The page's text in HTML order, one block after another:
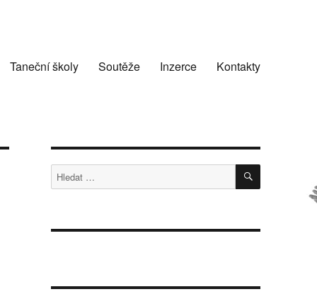
Taneční školy Soutěže Inzerce Kontakty
Hledat: HLEDÁNÍ